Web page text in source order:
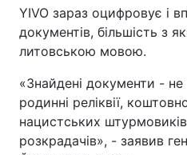
YIVO зараз оцифровує і
документів, більшість з
литовською мовою.
«Знайдені документи - не
родинні реліквії,
нацистських
розкрадачів», - заявив